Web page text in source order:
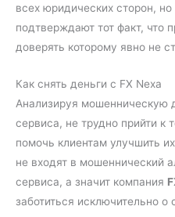
всех юридических сторон,
подтверждают тот факт, что
доверять которому явно не
Как снять деньги с FX Nexa
Анализируя мошенническую
сервиса, не трудно прийти к
помочь клиентам улучшить
не входят в мошеннический
сервиса, а значит компания
заботиться исключительно